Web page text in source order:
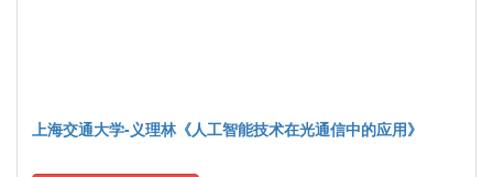
上海交通大学-义理林《人工智能技术在光通信中的应用》